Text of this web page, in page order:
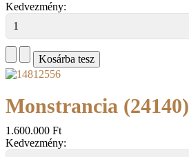
Kedvezmény:
Monstrancia (24140)
1.600.000 Ft
Kedvezmény: